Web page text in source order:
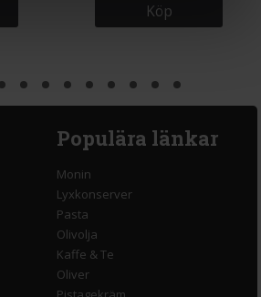
Köp
Populära länkar
Monin
Lyxkonserver
Pasta
Olivolja
Kaffe & Te
Oliver